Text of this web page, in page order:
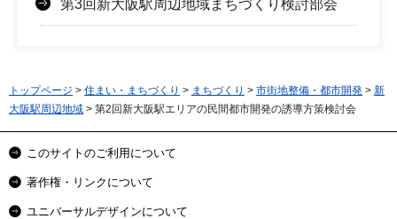
第3回新大阪駅周辺地域まちづくり検討部会
トップページ > 住まい・まちづくり > まちづくり > 市街地整備・都市開発 > 新
大阪駅周辺地域 > 第2回新大阪駅エリアの民間都市開発の誘導方策検討会
このサイトのご利用について
著作権・リンクについて
ユニバーサルデザインについて